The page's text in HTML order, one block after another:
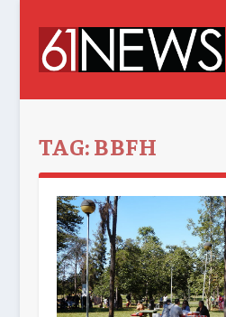
TAG:BBFH